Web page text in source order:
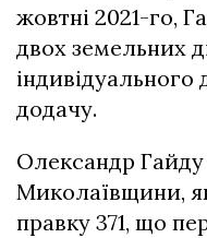
жовтні 2021-го,
двох земельних
індивідуального
додачу.
Олександр Гайду
Миколаївщини,
правку 371, що